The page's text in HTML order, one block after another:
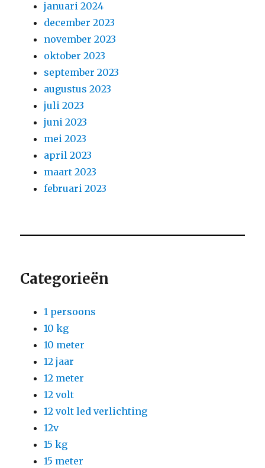
januari 2024
december 2023
november 2023
oktober 2023
september 2023
augustus 2023
juli 2023
juni 2023
mei 2023
april 2023
maart 2023
februari 2023
Categorieën
1 persoons
10 kg
10 meter
12 jaar
12 meter
12 volt
12 volt led verlichting
12v
15 kg
15 meter